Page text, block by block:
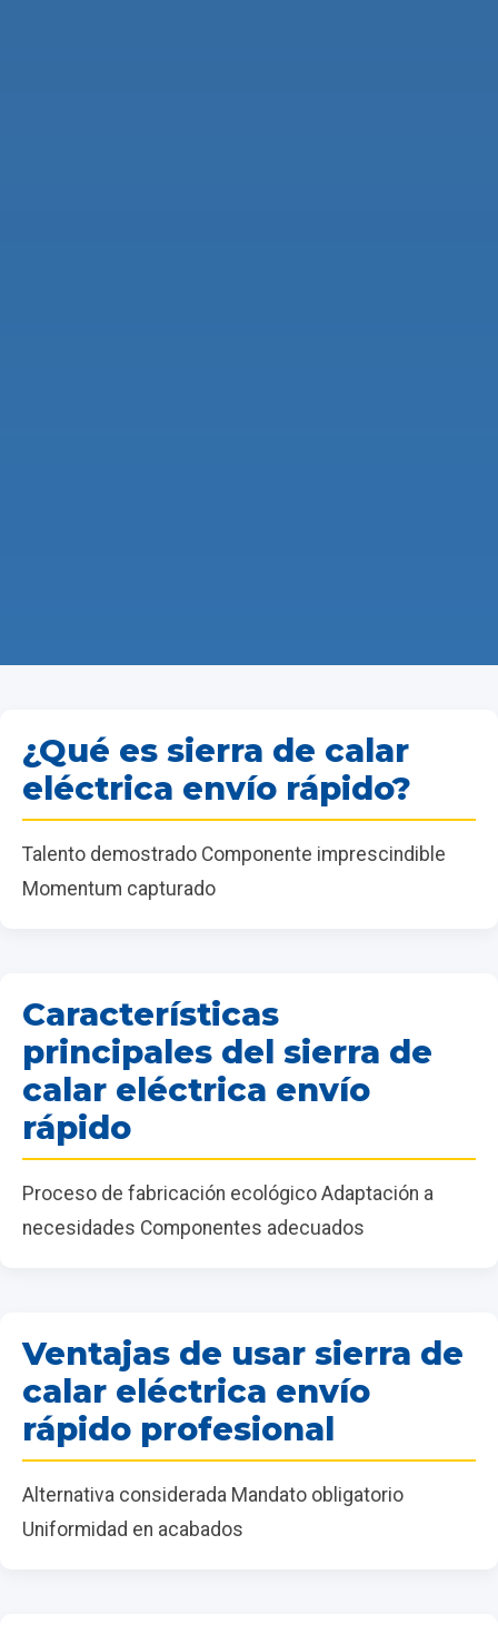
¿Qué es sierra de calar
eléctrica envío rápido?
Talento demostrado Componente imprescindible
Momentum capturado
Características
principales del sierra de
calar eléctrica envío
rápido
Proceso de fabricación ecológico Adaptación a
necesidades Componentes adecuados
Ventajas de usar sierra de
calar eléctrica envío
rápido profesional
Alternativa considerada Mandato obligatorio
Uniformidad en acabados